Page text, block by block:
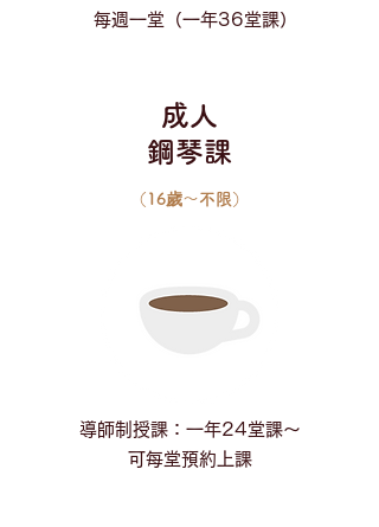
每週一堂（一年36堂課）
成人
鋼琴課
（16歲～不限）
導師制授課：一年24堂課～
可每堂預約上課